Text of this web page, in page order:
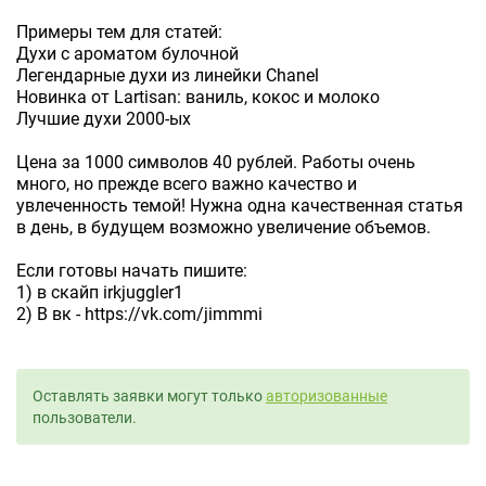
Примеры тем для статей:
Духи с ароматом булочной
Легендарные духи из линейки Chanel
Новинка от Lartisan: ваниль, кокос и молоко
Лучшие духи 2000-ых
Цена за 1000 символов 40 рублей. Работы очень
много, но прежде всего важно качество и
увлеченность темой! Нужна одна качественная статья
в день, в будущем возможно увеличение объемов.
Если готовы начать пишите:
1) в скайп irkjuggler1
2) В вк - https://vk.com/jimmmi
Оставлять заявки могут толькоавторизованные
пользователи.